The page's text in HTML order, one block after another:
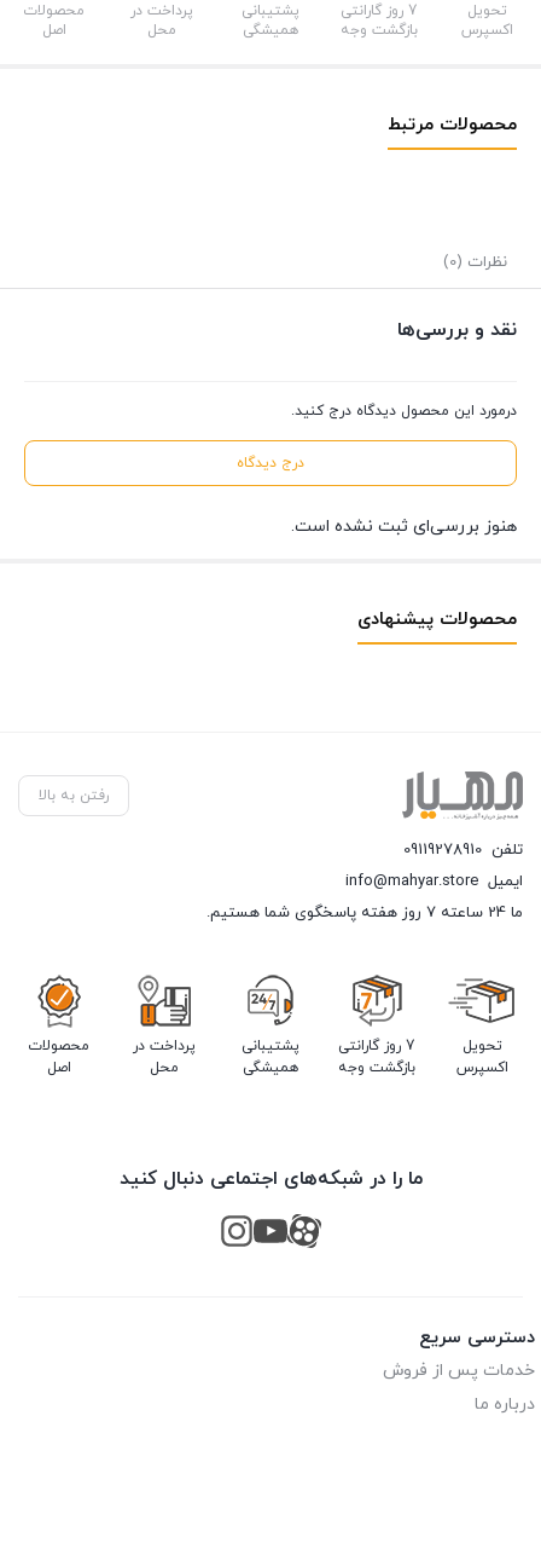
عدد
تحویل
اکسپرس
7 روز گارانتی
بازگشت وجه
پشتیبانی
همیشگی
پرداخت در
محل
محصولات
اصل
محصولات مرتبط
نظرات (0)
نقد و بررسی‌ها
درمورد این محصول دیدگاه درج کنید.
درج دیدگاه
هنوز بررسی‌ای ثبت نشده است.
محصولات پیشنهادی
رفتن به بالا
تلفن 09119278910
ایمیل info@mahyar.store
ما 24 ساعته 7 روز هفته پاسخگوی شما هستیم.
تحویل
اکسپرس
7 روز گارانتی
بازگشت وجه
پشتیبانی
همیشگی
پرداخت در
محل
محصولات
اصل
ما را در شبکه‌های اجتماعی دنبال کنید
دسترسی سریع
خدمات پس از فروش
درباره ما